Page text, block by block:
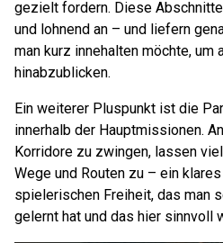
gezielt fordern. Diese
und lohnend an – und liefern
man kurz innehalten möchte, um
hinabzublicken.
Ein weiterer Pluspunkt ist die
innerhalb der Hauptmissionen.
Korridore zu zwingen, lassen
Wege und Routen zu – ein
spielerischen Freiheit, das man
gelernt hat und das hier sinnvoll